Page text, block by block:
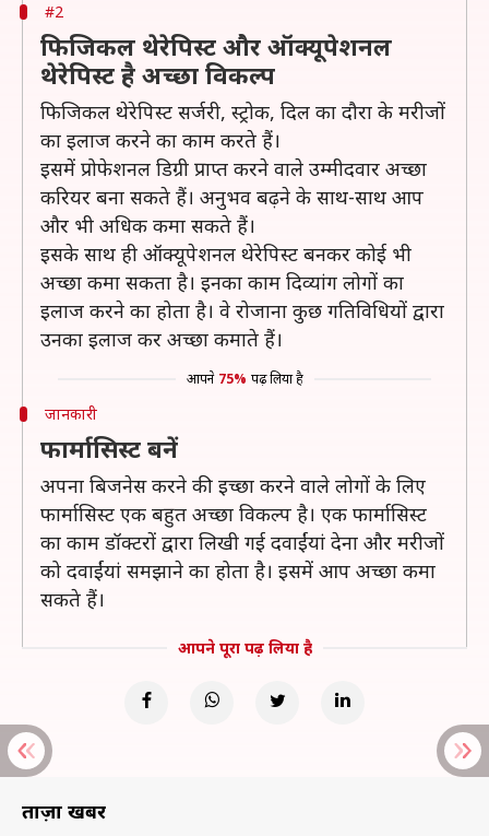
#2
फिजिकल थेरेपिस्ट और ऑक्यूपेशनल
थेरेपिस्ट है अच्छा विकल्प
फिजिकल थेरेपिस्ट सर्जरी, स्ट्रोक, दिल का दौरा के मरीजों
का इलाज करने का काम करते हैं।
इसमें प्रोफेशनल डिग्री प्राप्त करने वाले उम्मीदवार अच्छा
करियर बना सकते हैं। अनुभव बढ़ने के साथ-साथ आप
और भी अधिक कमा सकते हैं।
इसके साथ ही ऑक्यूपेशनल थेरेपिस्ट बनकर कोई भी
अच्छा कमा सकता है। इनका काम दिव्यांग लोगों का
इलाज करने का होता है। वे रोजाना कुछ गतिविधियों द्वारा
उनका इलाज कर अच्छा कमाते हैं।
आपने 75% पढ़ लिया है
जानकारी
फार्मासिस्ट बनें
अपना बिजनेस करने की इच्छा करने वाले लोगों के लिए
फार्मासिस्ट एक बहुत अच्छा विकल्प है। एक फार्मासिस्ट
का काम डॉक्टरों द्वारा लिखी गई दवाईंयां देना और मरीजों
को दवाईंयां समझाने का होता है। इसमें आप अच्छा कमा
सकते हैं।
आपने पूरा पढ़ लिया है
ताज़ा खबरें